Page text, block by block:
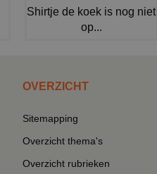
Shirtje de koek is nog niet
op...
OVERZICHT
Sitemapping
Overzicht thema's
Overzicht rubrieken